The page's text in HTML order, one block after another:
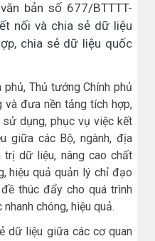
bản số 677/BTTTT-
nối và chia sẻ dữ liệu
chia sẻ dữ liệu quốc
Thủ tướng Chính phủ
và đưa nền tảng tích hợp,
dụng, phục vụ việc kết
giữa các Bộ, ngành, địa
dữ liệu, nâng cao chất
hiệu quả quản lý chỉ đạo
thúc đẩy cho quá trình
chóng, hiệu quả.
dữ liệu giữa các cơ quan